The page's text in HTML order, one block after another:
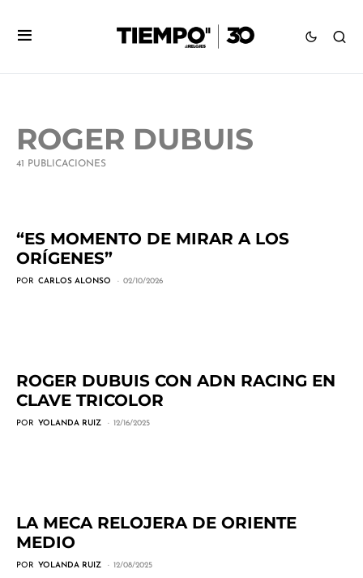
ROGER DUBUIS
41 PUBLICACIONES
“ES MOMENTO DE MIRAR A LOS
ORÍGENES”
POR CARLOS ALONSO 02/10/2026
ROGER DUBUIS CON ADN RACING EN
CLAVE TRICOLOR
POR YOLANDA RUIZ 12/16/2025
LA MECA RELOJERA DE ORIENTE
MEDIO
POR YOLANDA RUIZ 12/08/2025